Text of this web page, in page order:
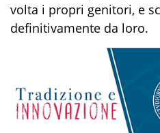
volta i propri genitori, e
definitivamente da loro.